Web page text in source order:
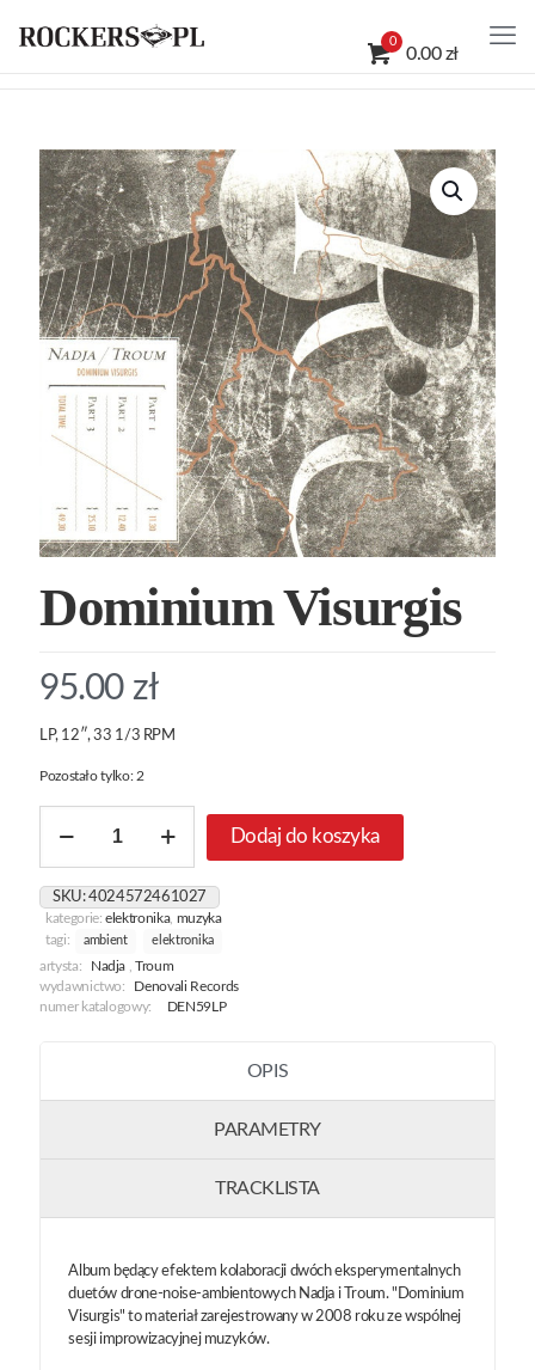
0
0.00 zł
Dominium Visurgis
95.00 zł
LP, 12″, 33 1/3 RPM
Pozostało tylko: 2
Dominium
Dodaj do koszyka
SKU:4024572461027
kategorie:elektronika, muzyka
tagi:
ambient elektronika
artysta: Nadja ,
Troum
wydawnictwo:
Denovali Records
numer katalogowy:
DEN59LP
OPIS
PARAMETRY
TRACKLISTA
Album będący efektem kolaboracji dwóch eksperymentalnych
duetów drone-noise-ambientowych Nadja i Troum. "Dominium
Visurgis" to materiał zarejestrowany w 2008 roku ze wspólnej
sesji improwizacyjnej muzyków.